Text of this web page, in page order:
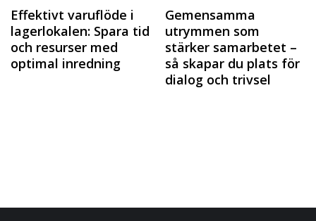
Effektivt varuflöde i
lagerlokalen: Spara tid
och resurser med
optimal inredning
Gemensamma
utrymmen som
stärker samarbetet –
så skapar du plats för
dialog och trivsel